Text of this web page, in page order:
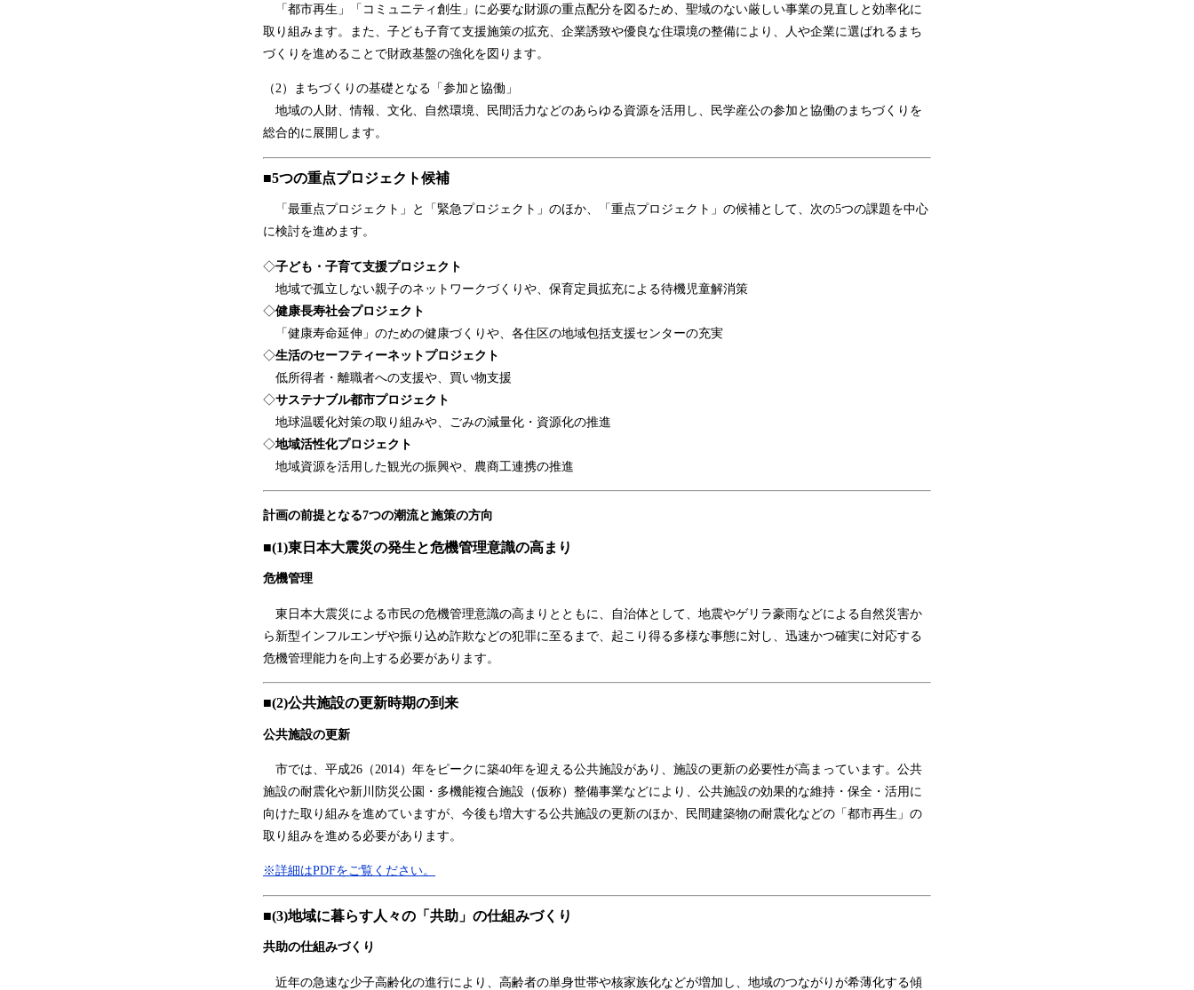
「都市再生」「コミュニティ創生」に必要な財源の重点配分を図るため、聖域のない厳しい事業の見直しと効率化に
取り組みます。また、子ども子育て支援施策の拡充、企業誘致や優良な住環境の整備により、人や企業に選ばれるまち
づくりを進めることで財政基盤の強化を図ります。
（2）まちづくりの基礎となる「参加と協働」
地域の人財、情報、文化、自然環境、民間活力などのあらゆる資源を活用し、民学産公の参加と協働のまちづくりを
総合的に展開します。
■5つの重点プロジェクト候補
「最重点プロジェクト」と「緊急プロジェクト」のほか、「重点プロジェクト」の候補として、次の5つの課題を中心
に検討を進めます。
◇子ども・子育て支援プロジェクト
地域で孤立しない親子のネットワークづくりや、保育定員拡充による待機児童解消策
◇健康長寿社会プロジェクト
「健康寿命延伸」のための健康づくりや、各住区の地域包括支援センターの充実
◇生活のセーフティーネットプロジェクト
低所得者・離職者への支援や、買い物支援
◇サステナブル都市プロジェクト
地球温暖化対策の取り組みや、ごみの減量化・資源化の推進
◇地域活性化プロジェクト
地域資源を活用した観光の振興や、農商工連携の推進
計画の前提となる7つの潮流と施策の方向
■(1)東日本大震災の発生と危機管理意識の高まり
危機管理
東日本大震災による市民の危機管理意識の高まりとともに、自治体として、地震やゲリラ豪雨などによる自然災害か
ら新型インフルエンザや振り込め詐欺などの犯罪に至るまで、起こり得る多様な事態に対し、迅速かつ確実に対応する
危機管理能力を向上する必要があります。
■(2)公共施設の更新時期の到来
公共施設の更新
市では、平成26（2014）年をピークに築40年を迎える公共施設があり、施設の更新の必要性が高まっています。公共
施設の耐震化や新川防災公園・多機能複合施設（仮称）整備事業などにより、公共施設の効果的な維持・保全・活用に
向けた取り組みを進めていますが、今後も増大する公共施設の更新のほか、民間建築物の耐震化などの「都市再生」の
取り組みを進める必要があります。
※詳細はPDFをご覧ください。
■(3)地域に暮らす人々の「共助」の仕組みづくり
共助の仕組みづくり
近年の急速な少子高齢化の進行により、高齢者の単身世帯や核家族化などが増加し、地域のつながりが希薄化する傾